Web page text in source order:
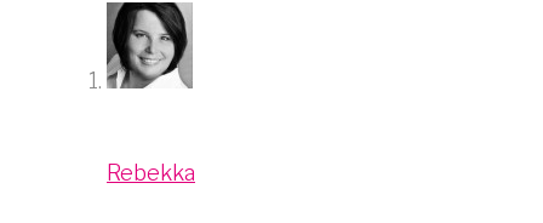
Rebekka